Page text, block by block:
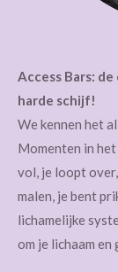
Access Bars:
harde schijf!
We kennen het
Momenten in
vol, je loopt
malen, je bent
lichamelijke
om je lichaam en